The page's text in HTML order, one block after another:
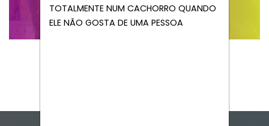
TOTALMENTE NUM CACHORRO QUANDO
ELE NÃO GOSTA DE UMA PESSOA